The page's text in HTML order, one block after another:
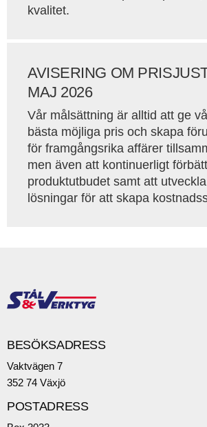
kvalitet.
AVISERING OM
MAJ 2026
Vår målsättning är alltid att ge
bästa möjliga pris och skapa
för framgångsrika affärer
men även att kontinuerligt
produktutbudet samt att
lösningar för att skapa
BESÖKSADRESS
Vaktvägen 7
352 74 Växjö
POSTADRESS